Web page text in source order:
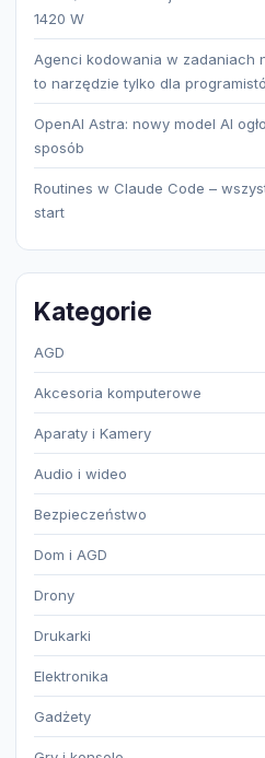
1420 W
Agenci kodowania w zadaniach
to narzędzie tylko dla
OpenAI Astra: nowy model AI
sposób
Routines w Claude Code –
start
Kategorie
AGD
Akcesoria komputerowe
Aparaty i Kamery
Audio i wideo
Bezpieczeństwo
Dom i AGD
Drony
Drukarki
Elektronika
Gadżety